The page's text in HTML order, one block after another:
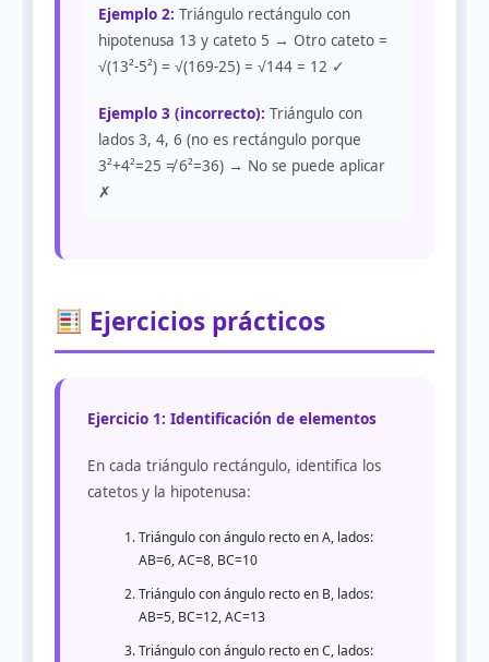
Ejemplo 2: Triángulo rectángulo con
hipotenusa 13 y cateto 5 → Otro cateto =
√(13²-5²) = √(169-25) = √144 = 12 ✓
Ejemplo 3 (incorrecto): Triángulo con
lados 3, 4, 6 (no es rectángulo porque
3²+4²=25 ≠ 6²=36) → No se puede aplicar
✗
Ejercicios prácticos
Ejercicio 1: Identificación de elementos
En cada triángulo rectángulo, identifica los
catetos y la hipotenusa:
Triángulo con ángulo recto en A, lados:
AB=6, AC=8, BC=10
Triángulo con ángulo recto en B, lados:
AB=5, BC=12, AC=13
Triángulo con ángulo recto en C, lados: